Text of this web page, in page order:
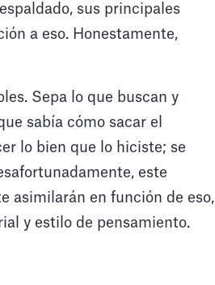
sus principales
a eso. Honestamente,
Sepa lo que buscan y
sabía cómo sacar el
lo bien que lo hiciste; se
este
asimilarán en función de eso,
y estilo de pensamiento.